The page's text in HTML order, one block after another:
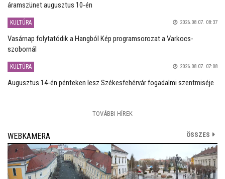
áramszünet augusztus 10-én
KULTÚRA 2026.08.07. 08:37
Vasárnap folytatódik a Hangból Kép programsorozat a Varkocs-
szobornál
KULTÚRA 2026.08.07. 07:08
Augusztus 14-én pénteken lesz Székesfehérvár fogadalmi szentmiséje
TOVÁBBI HÍREK
WEBKAMERA ÖSSZES